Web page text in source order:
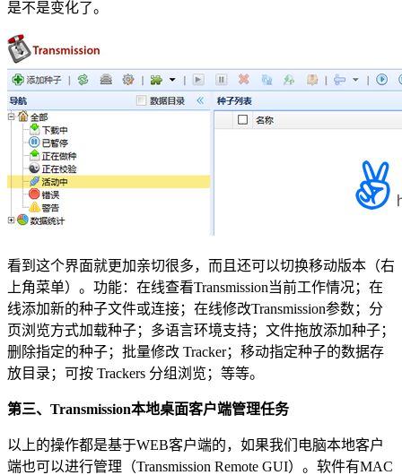
是不是变化了。
看到这个界面就更加亲切很多，而且还可以切换移动版本（右
上角菜单）。功能：在线查看Transmission当前工作情况；在
线添加新的种子文件或连接；在线修改Transmission参数；分
页浏览方式加载种子；多语言环境支持；文件拖放添加种子；
删除指定的种子；批量修改 Tracker；移动指定种子的数据存
放目录；可按 Trackers 分组浏览；等等。
第三、Transmission本地桌面客户端管理任务
以上的操作都是基于WEB客户端的，如果我们电脑本地客户
端也可以进行管理（Transmission Remote GUI）。软件有MAC